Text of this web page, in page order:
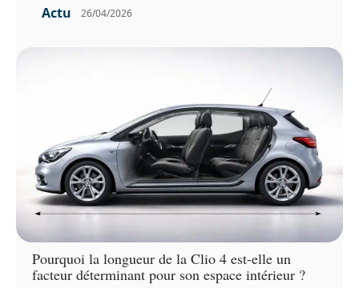
Actu 26/04/2026
Pourquoi la longueur de la Clio 4 est-elle un
facteur déterminant pour son espace intérieur ?